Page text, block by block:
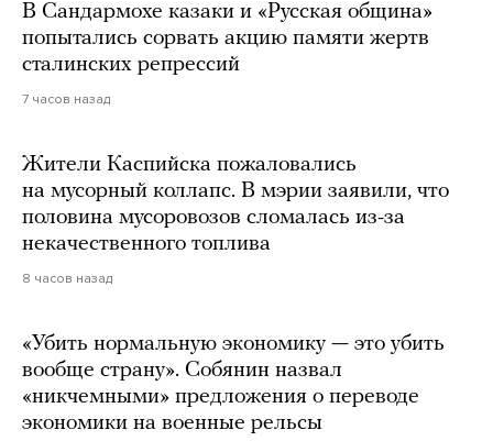
В Сандармохе казаки и «Русская община»
попытались сорвать акцию памяти жертв
сталинских репрессий
7 часов назад
Жители Каспийска пожаловались
на мусорный коллапс. В мэрии заявили, что
половина мусоровозов сломалась из-за
некачественного топлива
8 часов назад
«Убить нормальную экономику — это убить
вообще страну». Собянин назвал
«никчемными» предложения о переводе
экономики на военные рельсы